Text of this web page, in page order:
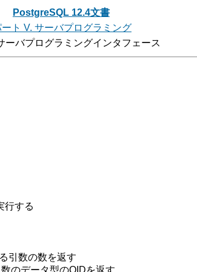
PostgreSQL 12.4文書
ート V. サーバプログラミング
ーバプログラミングインタフェース
行する
引数の数を返す
のデータ型のOIDを返す